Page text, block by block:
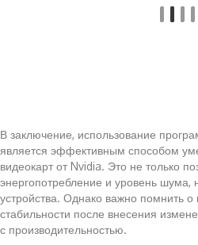
В заключение, использование
является эффективным способом
видеокарт от Nvidia. Это не только
энергопотребление и уровень шума,
устройства. Однако важно помнить
стабильности после внесения
с производительностью.